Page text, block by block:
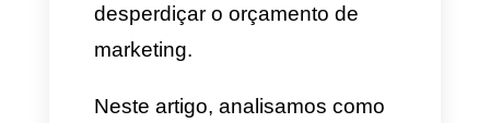
com quem responde mais